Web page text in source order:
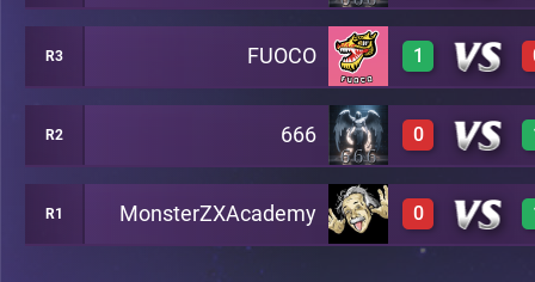
1 A40
R3 FUOCO 1
1 A27
R2 666 0
0 A1
R1 MonsterZXAcademy 0